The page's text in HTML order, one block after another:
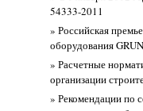
54333-2011
» Российская
оборудования
» Расчетные
организации
» Рекомендации по